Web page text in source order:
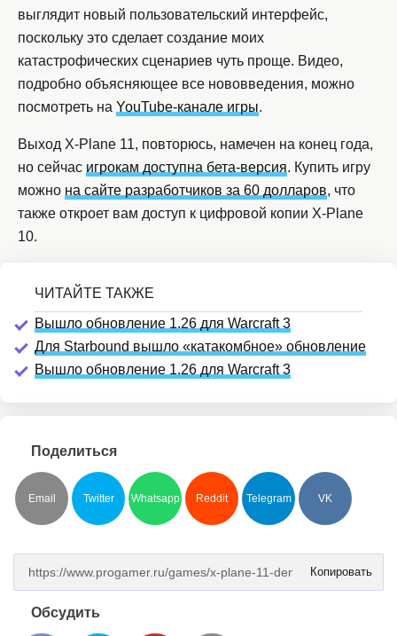
выглядит новый пользовательский интерфейс,
поскольку это сделает создание моих
катастрофических сценариев чуть проще. Видео,
подробно объясняющее все нововведения, можно
посмотреть на YouTube-канале игры.
Выход X-Plane 11, повторюсь, намечен на конец года,
но сейчас игрокам доступна бета-версия. Купить игру
можно на сайте разработчиков за 60 долларов, что
также откроет вам доступ к цифровой копии X-Plane
10.
Вышло обновление 1.26 для Warcraft 3
Для Starbound вышло «катакомбное» обновление
Вышло обновление 1.26 для Warcraft 3
Поделиться
Email Twitter Whatsapp Reddit Telegram VK
Копировать
Обсудить